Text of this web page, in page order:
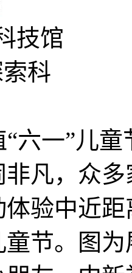
六一”儿
凡，众
验中近
童节。图